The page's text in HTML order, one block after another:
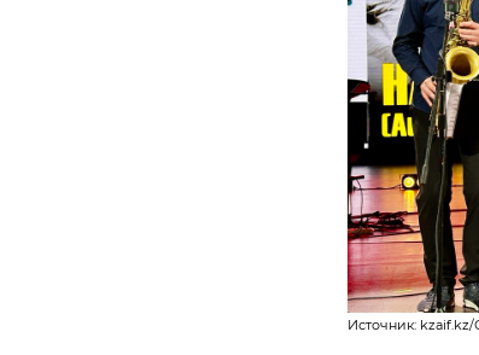
Источник: